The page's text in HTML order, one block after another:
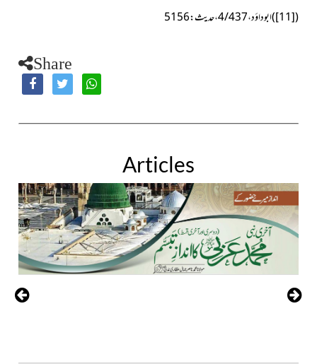
(
[11])ابوداؤد،4/437،حدیث:5156
Share
Articles